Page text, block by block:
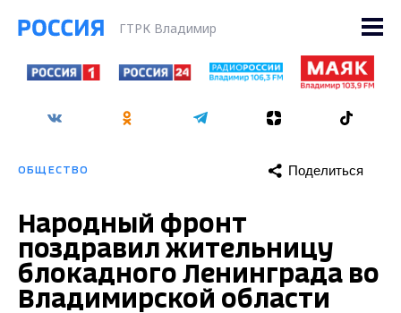
ГТРК Владимир
ОБЩЕСТВО Поделиться
Народный фронт
поздравил жительницу
блокадного Ленинграда во
Владимирской области